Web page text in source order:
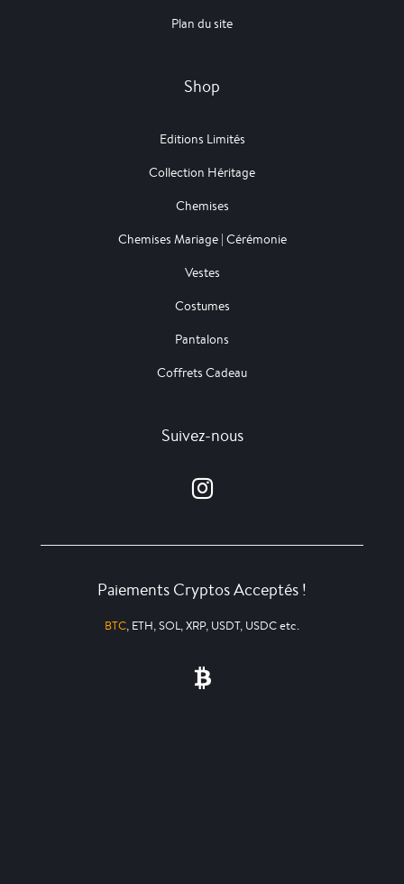
Plan du site
Shop
Editions Limités
Collection Héritage
Chemises
Chemises Mariage | Cérémonie
Vestes
Costumes
Pantalons
Coffrets Cadeau
Suivez-nous
Paiements Cryptos Acceptés !
BTC, ETH, SOL, XRP, USDT, USDC etc.